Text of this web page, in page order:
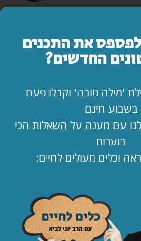
מחזיקים מעמד?!
עכשיו? 📱
מאסק 💵 לביני
אליו? 🚀
את התכנים
החדשים?
'מילה טובה' וקבלו פעם
בשבוע חינם
עם מענה על השאלות הכי
בוערות
וכלים מעולים לחיים: